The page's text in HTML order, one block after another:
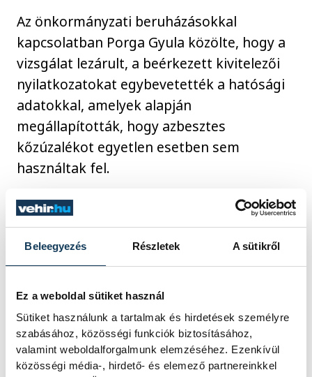
Beleegyezés Részletek A sütikről
Ez a weboldal sütiket használ
Sütiket használunk a tartalmak és hirdetések személyre
szabásához, közösségi funkciók biztosításához,
valamint weboldalforgalmunk elemzéséhez. Ezenkívül
közösségi média-, hirdető- és elemező partnereinkkel
Az önkormányzati beruházásokkal
kapcsolatban Porga Gyula közölte, hogy a
vizsgálat lezárult, a beérkezett kivitelezői
nyilatkozatokat egybevetették a hatósági
adatokkal, amelyek alapján
megállapították, hogy azbesztes
kőzúzalékot egyetlen esetben sem
használtak fel.
Amennyiben az azbeszt szennyezettséggel
információt tudnak meg - beleértve a
lakosságot haladéktalanul tájékoztatják.
közélet Porga Gyula azbeszt